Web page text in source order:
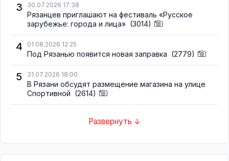
3 30.07.2026 17:38
Рязанцев приглашают на фестиваль «Русское
зарубежье: города и лица» (3014)
4 01.08.2026 12:25
Под Рязанью появится новая заправка (2779)
5 31.07.2026 18:00
В Рязани обсудят размещение магазина на улице
Спортивной (2614)
Развернуть ↓